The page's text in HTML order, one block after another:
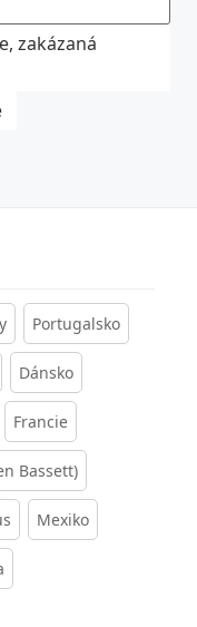
zakázaná
Portugalsko
Dánsko
Francie
Bassett)
Mexiko